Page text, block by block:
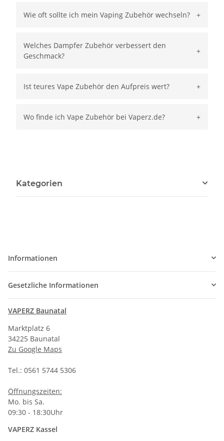
Wie oft sollte ich mein Vaping Zubehör wechseln?
Welches Dampfer Zubehör verbessert den
Geschmack?
Ist teures Vape Zubehör den Aufpreis wert?
Wo finde ich Vape Zubehör bei Vaperz.de?
Kategorien
Informationen
Gesetzliche Informationen
VAPERZ Baunatal
Marktplatz 6
34225 Baunatal
Zu Google Maps
Tel.: 0561 5744 5306
Öffnungszeiten:
Mo. bis Sa.
09:30 - 18:30Uhr
VAPERZ Kassel